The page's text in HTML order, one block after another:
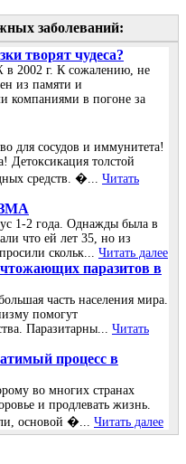
заболеваний:
творят чудеса?
в 2002 г. К сожалению, не
из памяти и
компаниями в погоне за
для сосудов и иммунитета!
Детоксикация толстой
средств. �... Читать
1-2 года. Однажды была в
что ей лет 35, но из
скольк... Читать далее
паразитов в
часть населения мира.
помогут
Паразитарны... Читать
процесс в
во многих странах
и продлевать жизнь.
основой �... Читать далее